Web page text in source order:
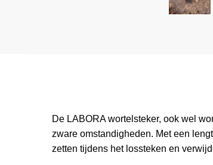
De LABORA wortelsteker, ook wel
zware omstandigheden. Met een
zetten tijdens het lossteken en